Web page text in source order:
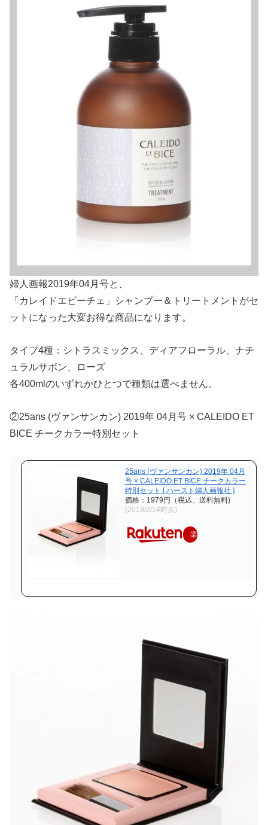
婦人画報2019年04月号と、
「カレイドエビーチェ」シャンプー＆トリートメントがセ
ットになった大変お得な商品になります。
タイプ4種：シトラスミックス、ディアフローラル、ナチ
ュラルサボン、ローズ
各400mlのいずれかひとつで種類は選べません。
②25ans (ヴァンサンカン) 2019年 04月号 × CALEIDO ET
BICE チークカラー特別セット
25ans (ヴァンサンカン) 2019年 04月
号 × CALEIDO ET BICE チークカラー
特別セット [ ハースト婦人画報社 ]
価格：1979円（税込、送料無料)
(2019/2/14時点)
楽
入